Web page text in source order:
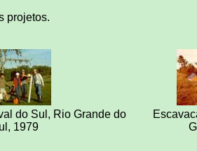
projetos.
do Sul, Rio Grande do
1979